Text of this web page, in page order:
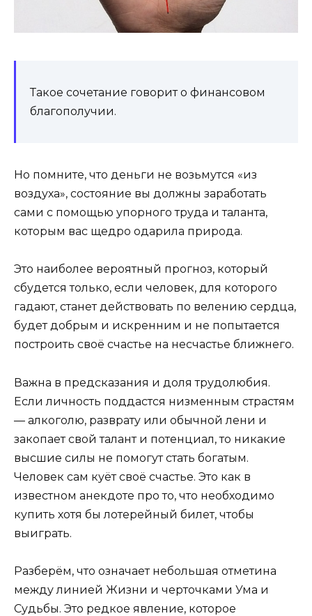
Такое сочетание говорит о финансовом
благополучии.
Но помните, что деньги не возьмутся «из
воздуха», состояние вы должны заработать
сами с помощью упорного труда и таланта,
которым вас щедро одарила природа.
Это наиболее вероятный прогноз, который
сбудется только, если человек, для которого
гадают, станет действовать по велению сердца,
будет добрым и искренним и не попытается
построить своё счастье на несчастье ближнего.
Важна в предсказания и доля трудолюбия.
Если личность поддастся низменным страстям
— алкоголю, разврату или обычной лени и
закопает свой талант и потенциал, то никакие
высшие силы не помогут стать богатым.
Человек сам куёт своё счастье. Это как в
известном анекдоте про то, что необходимо
купить хотя бы лотерейный билет, чтобы
выиграть.
Разберём, что означает небольшая отметина
между линией Жизни и черточками Ума и
Судьбы. Это редкое явление, которое